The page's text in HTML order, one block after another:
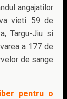
angajatilor
vieti. 59 de
Targu-Jiu si
a 177 de
de sange
pentru o